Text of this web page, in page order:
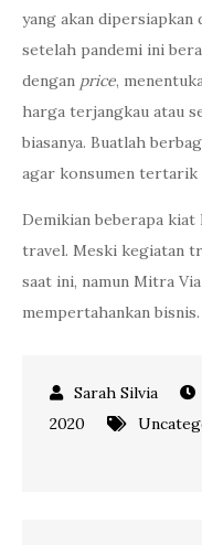
yang akan dipersiapkan
setelah pandemi ini
dengan price,
harga terjangkau atau
biasanya. Buatlah
agar konsumen tertarik
Demikian beberapa kiat
travel. Meski kegiatan
saat ini, namun Mitra
mempertahankan bisnis.
2020